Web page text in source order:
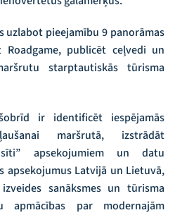
uzlabot pieejamību 9 panorāmas
publicēt ceļvedi un
starptautiskās tūrisma
ir identificēt iespējamās
maršrutā, izstrādāt
apsekojumiem un datu
apsekojumus Latvijā un Lietuvā,
sanāksmes un tūrisma
apmācības par modernajām